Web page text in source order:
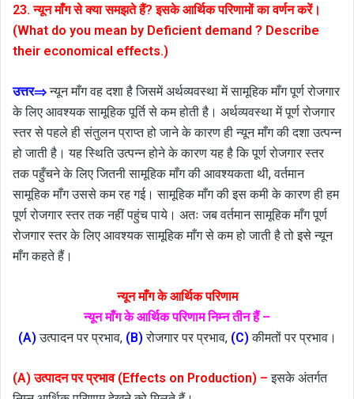
23. न्यून माँग से क्या समझते हैं? इसके आर्थिक परिणामों का वर्णन करें।
(What do you mean by Deficient demand ? Describe
their economical effects.)
उत्तर⇒ न्यून माँग वह दशा है जिसमें अर्थव्यवस्था में सामूहिक माँग पूर्ण रोजगार
के लिए आवश्यक सामूहिक पूर्ति से कम होती है। अर्थव्यवस्था में पूर्ण रोजगार
स्तर से पहले ही संतुलन प्राप्त हो जाने के कारण ही न्यून माँग की दशा उत्पन्न
हो जाती है। यह स्थिति उत्पन्न होने के कारण यह है कि पूर्ण रोजगार स्तर
तक पहुँचने के लिए जितनी सामूहिक माँग की आवश्यकता थी, वर्तमान
सामूहिक माँग उससे कम रह गई। सामूहिक माँग की इस कमी के कारण ही हम
पूर्ण रोजगार स्तर तक नहीं पहुंच पाये। अतः जब वर्तमान सामूहिक माँग पूर्ण
रोजगार स्तर के लिए आवश्यक सामूहिक माँग से कम हो जाती है तो इसे न्यून
माँग कहते हैं।
न्यून माँग के आर्थिक परिणाम
न्यून माँग के आर्थिक परिणाम निम्न तीन हैं –
(A) उत्पादन पर प्रभाव, (B) रोजगार पर प्रभाव, (C) कीमतों पर प्रभाव।
(A) उत्पादन पर प्रभाव (Effects on Production) – इसके अंतर्गत